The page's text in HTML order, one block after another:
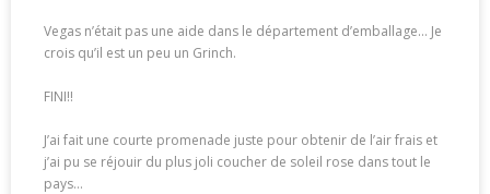
Vegas n’était pas une aide dans le département d’emballage… Je
crois qu’il est un peu un Grinch.
FINI!!
J’ai fait une courte promenade juste pour obtenir de l’air frais et
j’ai pu se réjouir du plus joli coucher de soleil rose dans tout le
pays…